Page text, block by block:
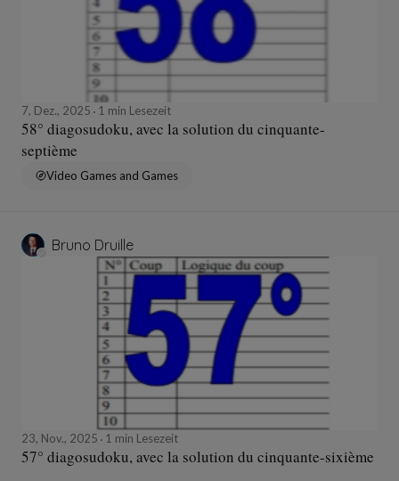
7, Dez., 2025 1 min Lesezeit
58° diagosudoku, avec la solution du cinquante-
septième
Video Games and Games
Bruno Druille
23, Nov., 2025 1 min Lesezeit
57° diagosudoku, avec la solution du cinquante-sixième